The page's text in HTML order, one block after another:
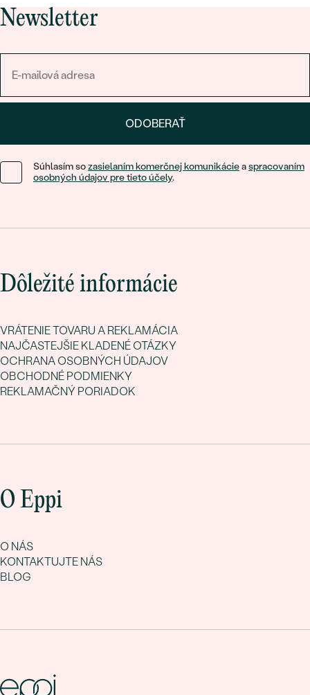
Newsletter
ODOBERAŤ
Súhlasím sozasielaním komerčnej komunikácieaspracovaním
osobných údajov pre tieto účely.
Dôležité informácie
VRÁTENIE TOVARU A REKLAMÁCIA
NAJČASTEJŠIE KLADENÉ OTÁZKY
OCHRANA OSOBNÝCH ÚDAJOV
OBCHODNÉ PODMIENKY
REKLAMAČNÝ PORIADOK
O Eppi
O NÁS
KONTAKTUJTE NÁS
BLOG